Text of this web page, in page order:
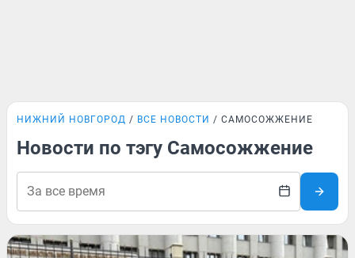
НИЖНИЙ НОВГОРОД ВСЕ НОВОСТИ САМОСОЖЖЕНИЕ
Новости по тэгу Самосожжение